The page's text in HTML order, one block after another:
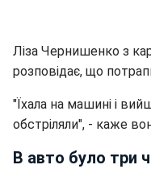
Ліза Чернишенко з
розповідає, що
"Їхала на машині і
обстріляли", - каже
В авто було три